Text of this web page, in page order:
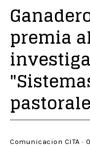
premia
Comunicacion CITA ·